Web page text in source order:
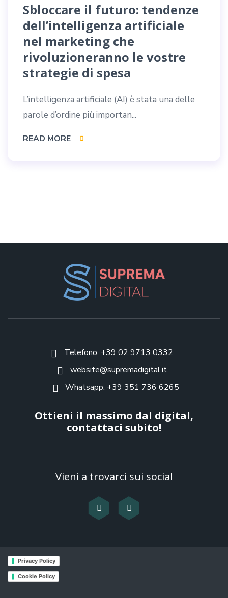
Sbloccare il futuro: tendenze
dell’intelligenza artificiale
nel marketing che
rivoluzioneranno le vostre
strategie di spesa
L’intelligenza artificiale (AI) è stata una delle
parole d’ordine più importan...
READ MORE
Telefono: +39 02 9713 0332
website@supremadigital.it
Whatsapp: +39 351 736 6265
Ottieni il massimo dal digital,
contattaci subito!
Vieni a trovarci sui social
Privacy Policy
Cookie Policy